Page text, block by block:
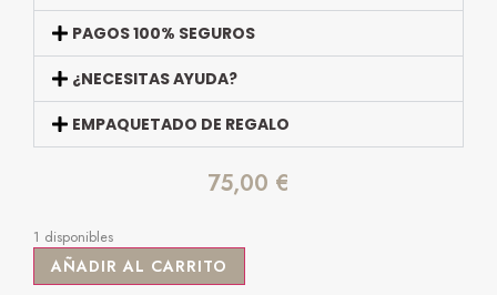
PAGOS 100% SEGUROS
¿NECESITAS AYUDA?
EMPAQUETADO DE REGALO
75,00 €
1 disponibles
AÑADIR AL CARRITO